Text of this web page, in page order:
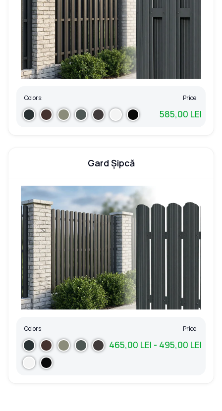
Colors: Price:
585,00 LEI
Gard Șipcă
Colors: Price:
465,00 LEI - 495,00 LEI